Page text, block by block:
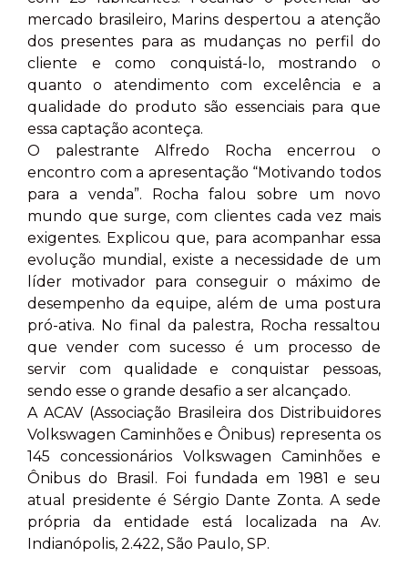
mercado brasileiro, Marins despertou a atenção
dos presentes para as mudanças no perfil do
cliente e como conquistá-lo, mostrando o
quanto o atendimento com excelência e a
qualidade do produto são essenciais para que
essa captação aconteça.
O palestrante Alfredo Rocha encerrou o
encontro com a apresentação “Motivando todos
para a venda”. Rocha falou sobre um novo
mundo que surge, com clientes cada vez mais
exigentes. Explicou que, para acompanhar essa
evolução mundial, existe a necessidade de um
líder motivador para conseguir o máximo de
desempenho da equipe, além de uma postura
pró-ativa. No final da palestra, Rocha ressaltou
que vender com sucesso é um processo de
servir com qualidade e conquistar pessoas,
sendo esse o grande desafio a ser alcançado.
A ACAV (Associação Brasileira dos Distribuidores
Volkswagen Caminhões e Ônibus) representa os
145 concessionários Volkswagen Caminhões e
Ônibus do Brasil. Foi fundada em 1981 e seu
atual presidente é Sérgio Dante Zonta. A sede
própria da entidade está localizada na Av.
Indianópolis, 2.422, São Paulo, SP.